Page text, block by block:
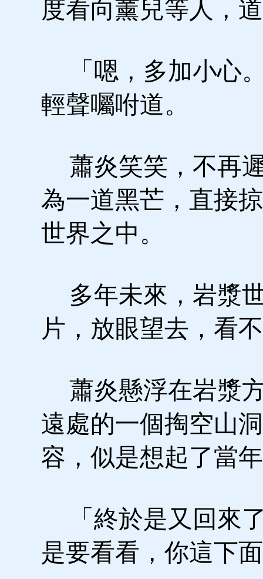
度看向薰兒等人，
「嗯，多加小心
輕聲囑咐道。
蕭炎笑笑，不再
為一道黑芒，直接
世界之中。
多年未來，岩漿
片，放眼望去，看
蕭炎懸浮在岩漿
遠處的一個掏空山
容，似是想起了當
「終於是又回來
是要看看，你這下